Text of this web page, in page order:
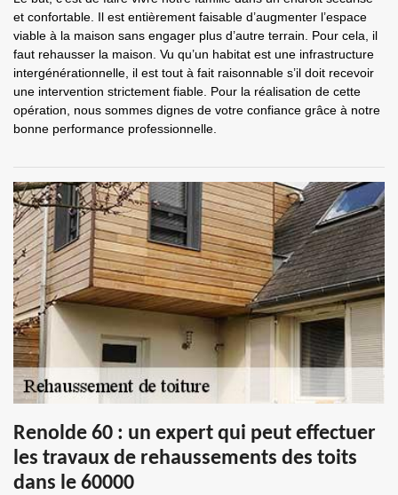
et confortable. Il est entièrement faisable d’augmenter l’espace
viable à la maison sans engager plus d’autre terrain. Pour cela, il
faut rehausser la maison. Vu qu’un habitat est une infrastructure
intergénérationnelle, il est tout à fait raisonnable s’il doit recevoir
une intervention strictement fiable. Pour la réalisation de cette
opération, nous sommes dignes de votre confiance grâce à notre
bonne performance professionnelle.
Renolde 60 : un expert qui peut effectuer
les travaux de rehaussements des toits
dans le 60000